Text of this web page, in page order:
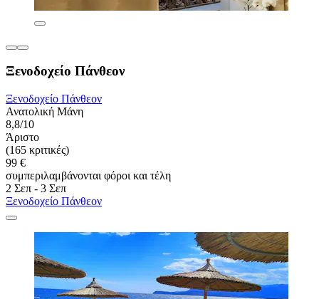
Ξενοδοχείο Πάνθεον
Ξενοδοχείο Πάνθεον
Ανατολική Μάνη
8,8/10
Άριστο
(165 κριτικές)
99 €
συμπεριλαμβάνονται φόροι και τέλη
2 Σεπ - 3 Σεπ
Ξενοδοχείο Πάνθεον